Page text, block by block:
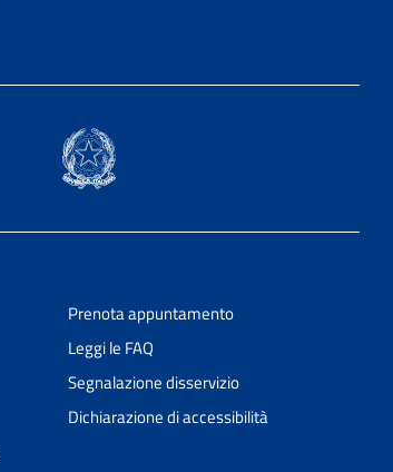
Prenota appuntamento
Leggi le FAQ
Segnalazione disservizio
Dichiarazione di accessibilità